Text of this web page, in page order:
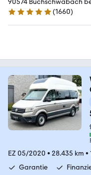
4.9 Sterne
(1660)
EZ 05/2020 • 28.435 km •
Garantie